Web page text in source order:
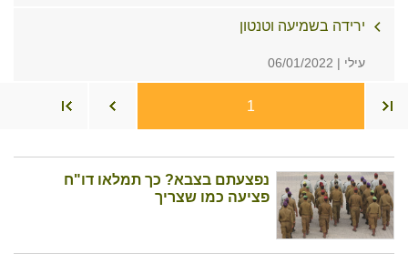
ירידה בשמיעה וטנטון
עילי | 06/01/2022
1
נפצעתם בצבא? כך תמלאו דו"ח
פציעה כמו שצריך